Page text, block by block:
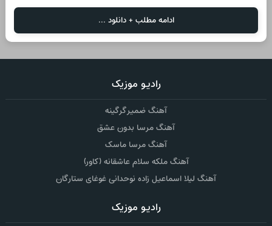
ادامه مطلب + دانلود ...
رادیو موزیک
آهنگ ضمیر گرگینه
آهنگ مرسا بدون عشق
آهنگ مرسا ماسک
آهنگ ملکه سلام عاشقانه (کاور)
آهنگ لیلا اسماعیل زاده نوحدانی غوغای ستارگان
رادیو موزیک